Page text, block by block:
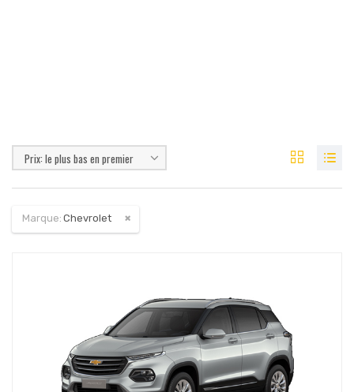
Prix: le plus bas en premier
Marque:Chevrolet